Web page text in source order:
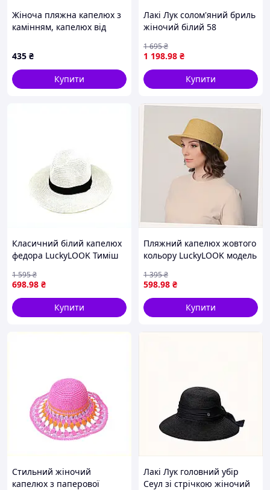
Жіноча пляжна капелюх з
камінням, капелюх від
капелюшок
435 ₴
Купити
Лакі Лук солом'яний бриль
жіночий білий 58
1 198.98 ₴
1 695₴
Купити
Класичний білий капелюх
федора LuckyLOOK Тиміш
698.98 ₴
1 595₴
Купити
Пляжний капелюх жовтого
кольору LuckyLOOK модель
598.98 ₴
1 395₴
Купити
Стильний жіночий
капелюх з паперової
Лакі Лук головний убір
Сеул зі стрічкою жіночий